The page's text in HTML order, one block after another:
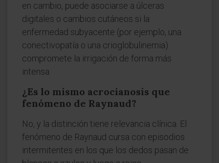
en cambio, puede asociarse a úlceras
digitales o cambios cutáneos si la
enfermedad subyacente (por ejemplo, una
conectivopatía o una crioglobulinemia)
compromete la irrigación de forma más
intensa.
¿Es lo mismo acrocianosis que
fenómeno de Raynaud?
No, y la distinción tiene relevancia clínica. El
fenómeno de Raynaud cursa con episodios
intermitentes en los que los dedos pasan de